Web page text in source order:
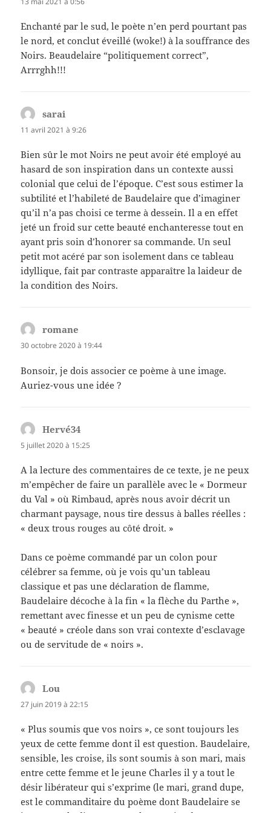
Enchanté par le sud, le poète n’en perd pourtant pas
le nord, et conclut éveillé (woke!) à la souffrance des
Noirs. Beaudelaire “politiquement correct”,
Arrrghh!!!
sarai
11 avril 2021 à 9:26
Bien sûr le mot Noirs ne peut avoir été employé au
hasard de son inspiration dans un contexte aussi
colonial que celui de l’époque. C’est sous estimer la
subtilité et l’habileté de Baudelaire que d’imaginer
qu’il n’a pas choisi ce terme à dessein. Il a en effet
jeté un froid sur cette beauté enchanteresse tout en
ayant pris soin d’honorer sa commande. Un seul
petit mot acéré par son isolement dans ce tableau
idyllique, fait par contraste apparaître la laideur de
la condition des Noirs.
romane
30 octobre 2020 à 19:44
Bonsoir, je dois associer ce poème à une image.
Auriez-vous une idée ?
Hervé34
5 juillet 2020 à 15:25
A la lecture des commentaires de ce texte, je ne peux
m’empêcher de faire un parallèle avec le « Dormeur
du Val » où Rimbaud, après nous avoir décrit un
charmant paysage, nous tire dessus à balles réelles :
« deux trous rouges au côté droit. »
Dans ce poème commandé par un colon pour
célébrer sa femme, où je vois qu’un tableau
classique et pas une déclaration de flamme,
Baudelaire décoche à la fin « la flèche du Parthe »,
remettant avec finesse et un peu de cynisme cette
« beauté » créole dans son vrai contexte d’esclavage
ou de servitude de « noirs ».
Lou
27 juin 2019 à 22:15
« Plus soumis que vos noirs », ce sont toujours les
yeux de cette femme dont il est question. Baudelaire,
sensible, les croise, ils sont soumis à son mari, mais
entre cette femme et le jeune Charles il y a tout le
désir libérateur qui s’exprime (le mari, grand dupe,
est le commanditaire du poème dont Baudelaire se